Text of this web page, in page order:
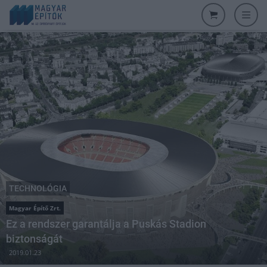
TECHNOLÓGIA
Magyar Építő Zrt.
Ez a rendszer garantálja a Puskás Stadion
biztonságát
2019.01.23